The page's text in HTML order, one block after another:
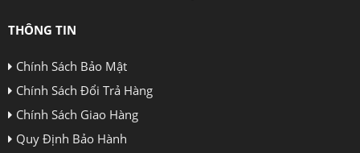
THÔNG TIN
Chính Sách Bảo Mật
Chính Sách Đổi Trả Hàng
Chính Sách Giao Hàng
Quy Định Bảo Hành